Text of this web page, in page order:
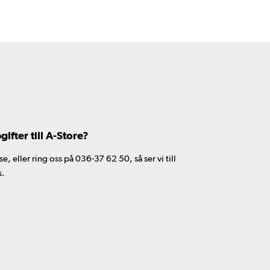
till A-Store?
eller ring oss på 036-37 62 50, så ser vi till